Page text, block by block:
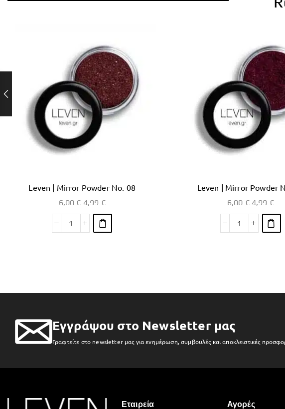
Leven | Mirror Powder No. 08
6,00€ 4,99 €
Leven | Mirror Powder
6,00€ 4,99 €
Εγγράψου στο Newsletter μας
Γραφτείτε στο newsletter μας για ενημέρωση, συμβουλές και αποκλειστικές
Εταιρεία Αγορές